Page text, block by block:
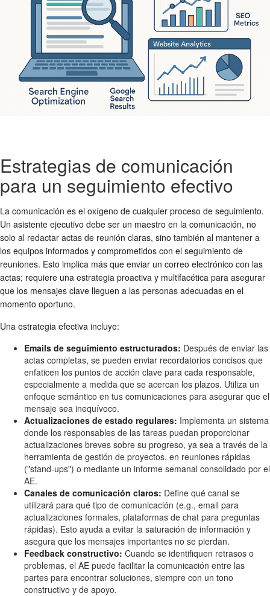
Estrategias de comunicación
para un seguimiento efectivo
La comunicación es el oxígeno de cualquier proceso de seguimiento.
Un asistente ejecutivo debe ser un maestro en la comunicación, no
solo al redactar actas de reunión claras, sino también al mantener a
los equipos informados y comprometidos con el seguimiento de
reuniones. Esto implica más que enviar un correo electrónico con las
actas; requiere una estrategia proactiva y multifacética para asegurar
que los mensajes clave lleguen a las personas adecuadas en el
momento oportuno.
Una estrategia efectiva incluye:
Emails de seguimiento estructurados: Después de enviar las
actas completas, se pueden enviar recordatorios concisos que
enfaticen los puntos de acción clave para cada responsable,
especialmente a medida que se acercan los plazos. Utiliza un
enfoque semántico en tus comunicaciones para asegurar que el
mensaje sea inequívoco.
Actualizaciones de estado regulares: Implementa un sistema
donde los responsables de las tareas puedan proporcionar
actualizaciones breves sobre su progreso, ya sea a través de la
herramienta de gestión de proyectos, en reuniones rápidas
("stand-ups") o mediante un informe semanal consolidado por el
AE.
Canales de comunicación claros: Define qué canal se
utilizará para qué tipo de comunicación (e.g., email para
actualizaciones formales, plataformas de chat para preguntas
rápidas). Esto ayuda a evitar la saturación de información y
asegura que los mensajes importantes no se pierdan.
Feedback constructivo: Cuando se identifiquen retrasos o
problemas, el AE puede facilitar la comunicación entre las
partes para encontrar soluciones, siempre con un tono
constructivo y de apoyo.